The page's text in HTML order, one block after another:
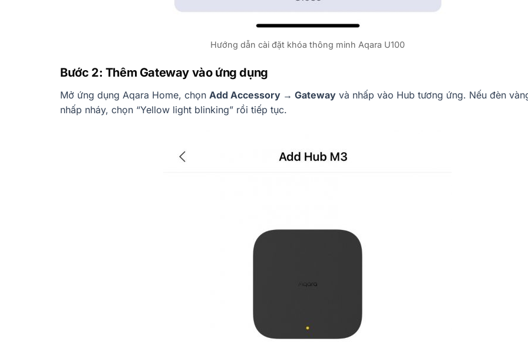
Hướng dẫn cài đặt khóa thông minh Aqara U100
Bước 2: Thêm Gateway vào ứng dụng
Mở ứng dụng Aqara Home, chọn Add Accessory → Gateway và nhấp vào Hub tương ứng. Nếu đèn
nhấp nháy, chọn “Yellow light blinking” rồi tiếp tục.